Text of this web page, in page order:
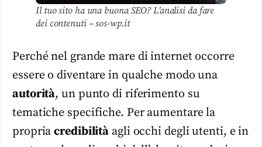
Il tuo sito ha una buona SEO? L’analisi da fare
dei contenuti – sos-wp.it
Perché nel grande mare di internet occorre
essere o diventare in qualche modo una
autorità, un punto di riferimento su
tematiche specifiche. Per aumentare la
propriacredibilità agli occhi degli utenti, e in